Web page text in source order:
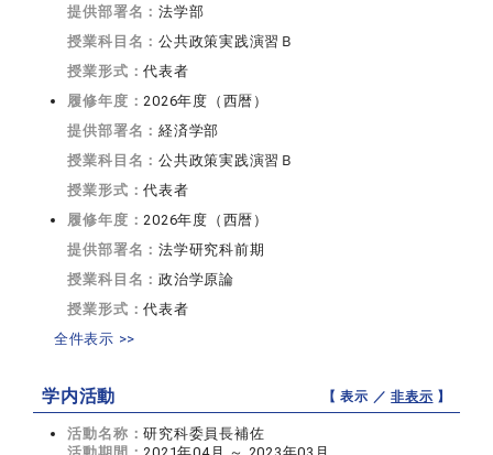
提供部署名：法学部
授業科目名：公共政策実践演習Ｂ
授業形式：代表者
履修年度：2026年度（西暦）
提供部署名：経済学部
授業科目名：公共政策実践演習Ｂ
授業形式：代表者
履修年度：2026年度（西暦）
提供部署名：法学研究科前期
授業科目名：政治学原論
授業形式：代表者
全件表示 >>
学内活動 【 表示 ／非表示 】
活動名称：研究科委員長補佐